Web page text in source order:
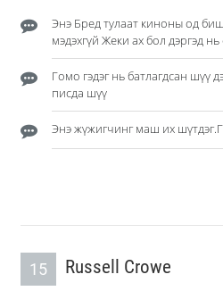
Энэ Бред тулаат киноны од
мэдэхгүй Жеки ах бол дэргэд нь
Гомо гэдэг нь батлагдсан шүү
писда шүү
Энэ жүжигчинг маш их
15 Russell Crowe